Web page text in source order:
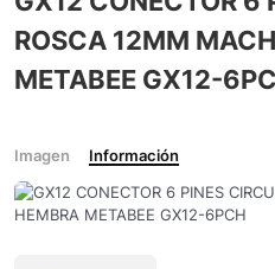
ROSCA 12MM
METABEE GX12-
Imagen Información